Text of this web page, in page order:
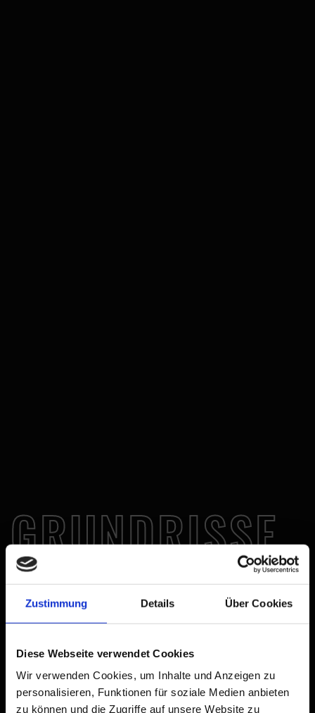
Zustimmung Details Über Cookies
Diese Webseite verwendet Cookies
Wir verwenden Cookies, um Inhalte und Anzeigen zu
personalisieren, Funktionen für soziale Medien anbieten
zu können und die Zugriffe auf unsere Website zu
GRUND­RISSE